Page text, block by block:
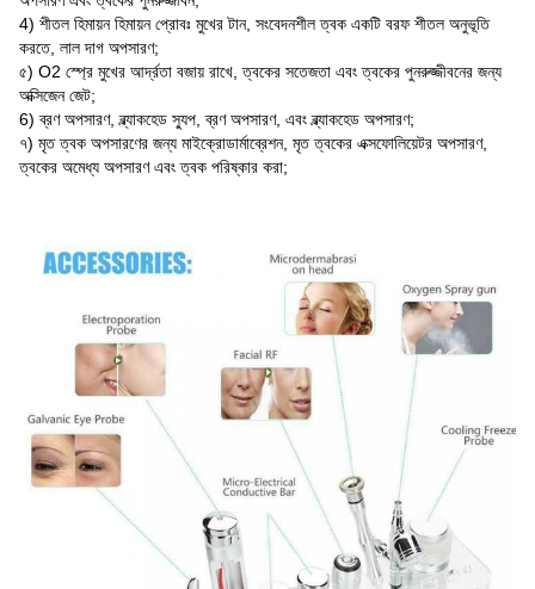
4) শীতল হিমায়ন হিমায়ন প্রোবঃ মুখের টান, সংবেদনশীল ত্বক একটি বরফ শীতল অনুভূতি
করতে, লাল দাগ অপসারণ;
৫) O2 স্প্রে মুখের আর্দ্রতা বজায় রাখে, ত্বকের সতেজতা এবং ত্বকের পুনরুজ্জীবনের জন্য
অক্সিজেন জেট;
6) ব্রণ অপসারণ, ব্ল্যাকহেড স্যুপ, ব্রণ অপসারণ, এবং ব্ল্যাকহেড অপসারণ;
৭) মৃত ত্বক অপসারণের জন্য মাইক্রোডার্মাব্রেশন, মৃত ত্বকের এক্সফোলিয়েটর অপসারণ,
ত্বকের অমেধ্য অপসারণ এবং ত্বক পরিষ্কার করা;